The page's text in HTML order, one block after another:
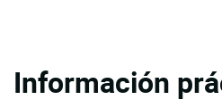
Información